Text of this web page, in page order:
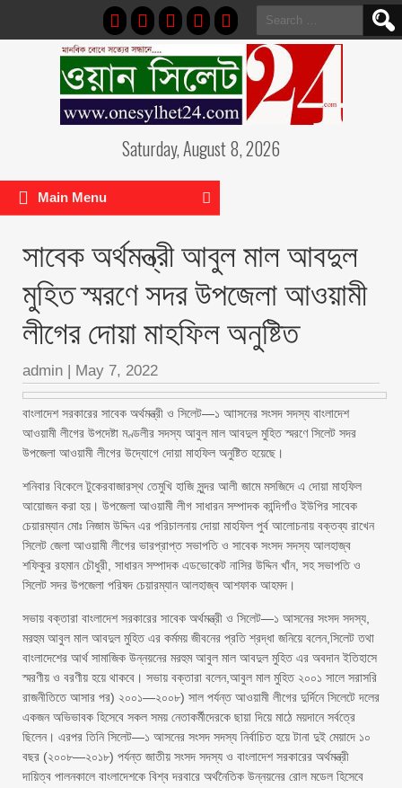
Search
for:
Saturday, August 8, 2026
Main Menu
সাবেক অর্থমন্ত্রী আবুল মাল আবদুল
মুহিত স্মরণে সদর উপজেলা আওয়ামী
লীগের দোয়া মাহফিল অনুষ্টিত
admin | May 7, 2022
বাংলাদেশ সরকারের সাবেক অর্থমন্ত্রী ও সিলেট—১ আাসনের সংসদ সদস্য বাংলাদেশ
আওয়ামী লীগের উপদেষ্টা মণ্ডলীর সদস্য আবুল মাল আবদুল মুহিত স্মরণে সিলেট সদর
উপজেলা আওয়ামী লীগের উদ্যোগে দোয়া মাহফিল অনুষ্টিত হয়েছে।
শনিবার বিকেলে টুকেরবাজারস্থ তেমুখি হাজি সুন্দর আলী জামে মসজিদে এ দোয়া মাহফিল
আয়োজন করা হয়। উপজেলা আওয়ামী লীগ সাধারন সম্পাদক কান্দিগাঁও ইউপির সাবেক
চেয়ারম্যান মোঃ নিজাম উদ্দিন এর পরিচালনায় দোয়া মাহফিল পুর্ব আলোচনায় বক্তব্য রাখেন
সিলেট জেলা আওয়ামী লীগের ভারপ্রাপ্ত সভাপতি ও সাবেক সংসদ সদস্য আলহাজ্ব
শফিকুর রহমান চৌধুরী, সাধারন সম্পাদক এডভোকেট নাসির উদ্দিন খাঁন, সহ সভাপতি ও
সিলেট সদর উপজেলা পরিষদ চেয়ারম্যান আলহাজ্ব আশফাক আহমদ।
সভায় বক্তারা বাংলাদেশ সরকারের সাবেক অর্থমন্ত্রী ও সিলেট—১ আসনের সংসদ সদস্য,
মরহুম আবুল মাল আবদুল মুহিত এর কর্মময় জীবনের প্রতি শ্রদ্ধা জনিয়ে বলেন,সিলেট তথা
বাংলাদেশের আর্থ সামাজিক উন্নয়নের মরহুম আবুল মাল আবদুল মুহিত এর অবদান ইতিহাসে
স্মরণীয় ও বরণীয় হয়ে থাকবে। সভায় বক্তারা বলেন,আবুল মাল মুহিত ২০০১ সালে সরাসরি
রাজনীতিতে আসার পর) ২০০১—২০০৮) সাল পর্যন্ত আওয়ামী লীগের দুর্দিনে সিলেটে দলের
একজন অভিভাবক হিসেবে সকল সময় নেতাকর্মীদেরকে ছায়া দিয়ে মাঠে ময়দানে সর্বত্রে
ছিলেন। এরপর তিনি সিলেট—১ আসনের সংসদ সদস্য নির্বাচিত হয়ে টানা দুই মেয়াদে ১০
বছর (২০০৮—২০১৮) পর্যন্ত জাতীয় সংসদ সদস্য ও বাংলাদেশ সরকারের অর্থমন্ত্রী
দায়িত্ব পালনকালে বাংলাদেশকে বিশ্ব দরবারে অর্থনৈতিক উন্নয়নের রোল মডেল হিসেবে